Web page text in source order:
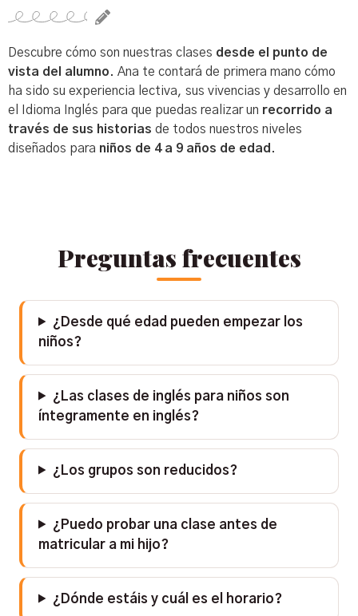
Descubre cómo son nuestras clases desde el punto de
vista del alumno. Ana te contará de primera mano cómo
ha sido su experiencia lectiva, sus vivencias y desarrollo en
el Idioma Inglés para que puedas realizar un recorrido a
través de sus historias de todos nuestros niveles
diseñados para niños de 4 a 9 años de edad .
Preguntas frecuentes
¿Desde qué edad pueden empezar los
niños?
¿Las clases de inglés para niños son
íntegramente en inglés?
¿Los grupos son reducidos?
¿Puedo probar una clase antes de
matricular a mi hijo?
¿Dónde estáis y cuál es el horario?